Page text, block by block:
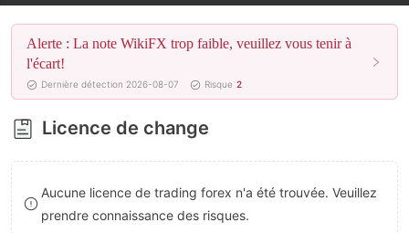
4
5
6
7
8
9
7
8
9
5
7
8
9
Alerte : La note WikiFX trop faible, veuillez vous tenir à
l'écart!
Dernière détection 2026-08-07 Risque 2
Licence de change
Aucune licence de trading forex n'a été trouvée. Veuillez
prendre connaissance des risques.